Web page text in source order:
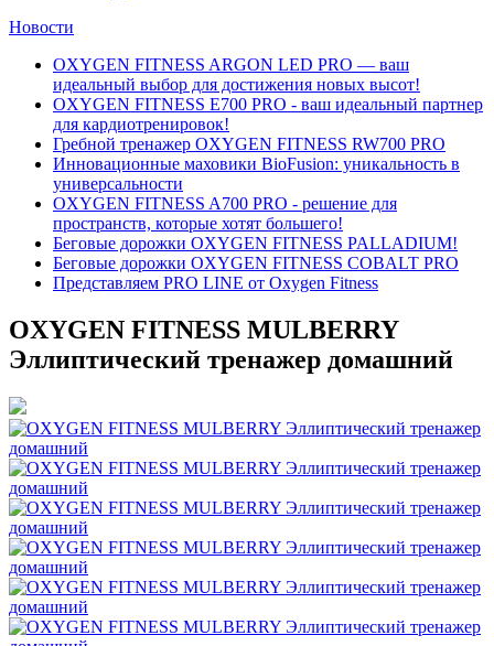
Новости
OXYGEN FITNESS ARGON LED PRO — ваш
идеальный выбор для достижения новых высот!
OXYGEN FITNESS E700 PRO - ваш идеальный партнер
для кардиотренировок!
Гребной тренажер OXYGEN FITNESS RW700 PRO
Инновационные маховики BioFusion: уникальность в
универсальности
OXYGEN FITNESS A700 PRO - решение для
пространств, которые хотят большего!
Беговые дорожки OXYGEN FITNESS PALLADIUM!
Беговые дорожки OXYGEN FITNESS COBALT PRO
Представляем PRO LINE от Oxygen Fitness
OXYGEN FITNESS MULBERRY
Эллиптический тренажер домашний